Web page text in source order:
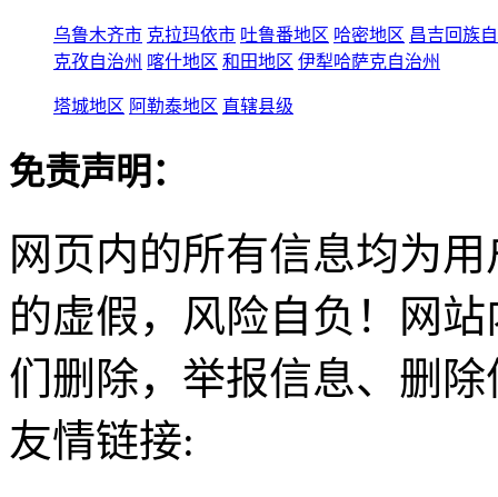
乌鲁木齐市 克拉玛依市 吐鲁番地区 哈密地区 昌吉回族
克孜自治州 喀什地区 和田地区 伊犁哈萨克自治州
塔城地区 阿勒泰地区 直辖县级
免责声明：
网页内的所有信息均为
的虚假，风险自负！网
们删除，举报信息、删
友情链接: